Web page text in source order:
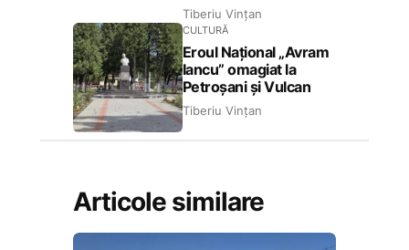
Tiberiu Vințan
CULTURĂ
Eroul Național „Avram
Iancu” omagiat la
Petroșani și Vulcan
Tiberiu Vințan
Articole similare